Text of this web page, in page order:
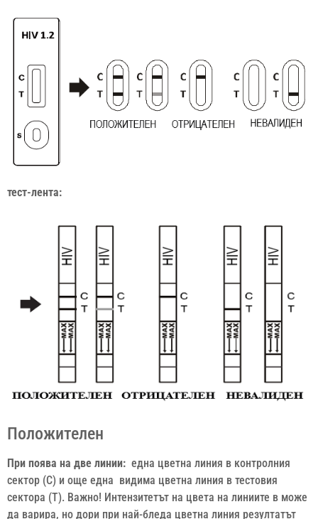
тест-лента:
Положителен
При поява на две линии: една цветна линия в контролния
сектор (С) и още една видима цветна линия в тестовия
сектора (Т). Важно! Интензитетът на цвета на линиите в може
да варира, но дори при най-бледа цветна линия резултатът